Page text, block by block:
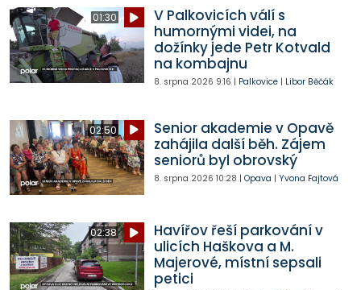
01:30
V Palkovicích válí s
humornými videi, na
dožínky jede Petr Kotvald
na kombajnu
8. srpna 2026 9:16 | Palkovice| Libor Běčák
02:50
Senior akademie v Opavě
zahájila další běh. Zájem
seniorů byl obrovský
8. srpna 2026 10:28 | Opava | Yvona Fajtová
02:38
Havířov řeší parkování v
ulicích Haškova a M.
Majerové, místní sepsali
petici